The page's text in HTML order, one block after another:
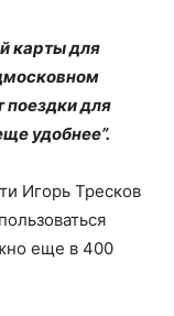
карты для
поездки для
удобнее”.
Игорь Тресков
еще в 400